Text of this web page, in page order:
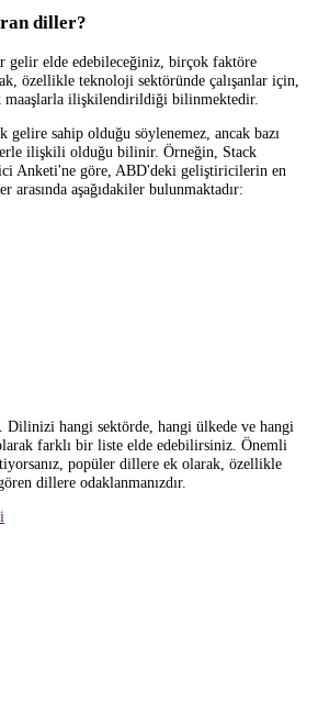
için kullanılır ve genellikle
React, Angular ve Vue.js gibi popüler
kullanılabilir.
bilgisayar grafikleri, sistem
için mobil uygulama geliştirme için
kolaydır.
geliştirilmiş bir nesne yönelimli
Windows uygulamaları, oyun geliştirme
örnek. Her bir dilin özel kullanım
proje ihtiyaçlarına göre seçilmelidir.
diller?
gelir elde edebileceğiniz, birçok faktöre
özellikle teknoloji sektöründe
maaşlarla ilişkilendirildiği bilinmektedir.
ilişkili olduğu bilinir. Örneğin, Stack
Anketi'ne göre, ABD'deki
arasında aşağıdakiler bulunmaktadır: